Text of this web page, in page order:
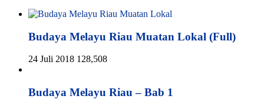
Budaya Melayu Riau Muatan Lokal (Full)
24 Juli 2018 128,508
Budaya Melayu Riau – Bab 1